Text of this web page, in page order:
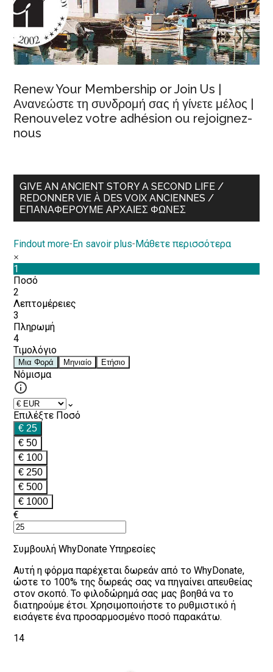
Renew Your Membership or Join Us |
Ανανεώστε τη συνδρομή σας ή γίνετε μέλος |
Renouvelez votre adhésion ou rejoignez-
nous
GIVE AN ANCIENT STORY A SECOND LIFE /
REDONNER VIE À DES VOIX ANCIENNES /
ΕΠΑΝΑΦΈΡΟΥΜΕ ΑΡΧΑΊΕΣ ΦΩΝΈΣ
Findout more-En savoir plus-Μάθετε περισσότερα